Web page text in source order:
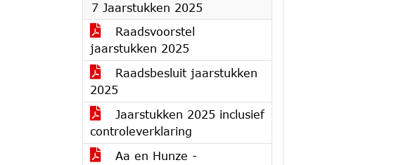
7 Jaarstukken 2025
Raadsvoorstel
jaarstukken 2025
Raadsbesluit jaarstukken
2025
Jaarstukken 2025 inclusief
controleverklaring
Aa en Hunze -